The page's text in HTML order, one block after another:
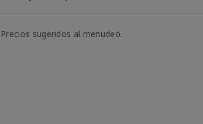
Precios sugeridos al menudeo.